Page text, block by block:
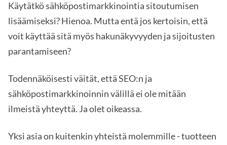
Käytätkö sähköpostimarkkinointia sitoutumisen
lisäämiseksi? Hienoa. Mutta entä jos kertoisin, että
voit käyttää sitä myös hakunäkyvyyden ja sijoitusten
parantamiseen?
Todennäköisesti väität, että SEO:n ja
sähköpostimarkkinoinnin välillä ei ole mitään
ilmeistä yhteyttä. Ja olet oikeassa.
Yksi asia on kuitenkin yhteistä molemmille - tuotteen